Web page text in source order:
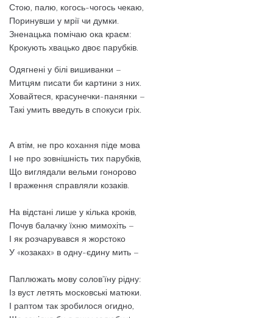
Стою, палю, когось-чогось чекаю,
Поринувши у мрії чи думки.
Зненацька помічаю ока краєм:
Крокують хвацько двоє парубків.
Одягнені у білі вишиванки –
Митцям писати би картини з них.
Ховайтеся, красунечки-панянки –
Такі умить введуть в спокуси гріх.
А втім, не про кохання піде мова
І не про зовнішність тих парубків,
Що виглядали вельми гонорово
І враження справляли козаків.
На відстані лише у кілька кроків,
Почув балачку їхню мимохіть –
І як розчарувався я жорстоко
У «козаках» в одну-єдину мить –
Паплюжать мову солов’їну рідну:
Із вуст летять московські матюки.
І раптом так зробилося огидно,